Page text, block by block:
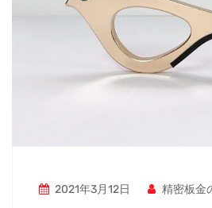
2021年3月12日 精密板金